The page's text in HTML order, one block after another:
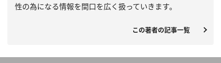
性の為になる情報を間口を広く扱っていきます。
この著者の記事一覧